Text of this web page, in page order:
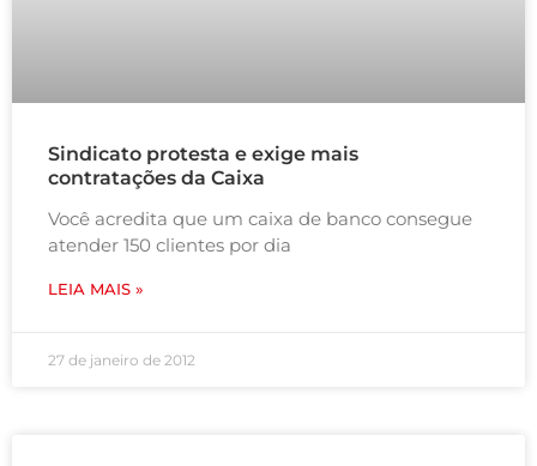
Sindicato protesta e exige mais
contratações da Caixa
Você acredita que um caixa de banco consegue
atender 150 clientes por dia
LEIA MAIS »
27 de janeiro de 2012